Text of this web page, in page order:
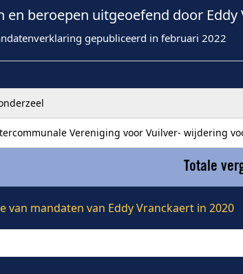
en beroepen uitgeoefend door Eddy
gepubliceerd in februari 2022
Vereniging voor Vuilver- wijdering
Totale
mandaten van Eddy Vranckaert in 2020